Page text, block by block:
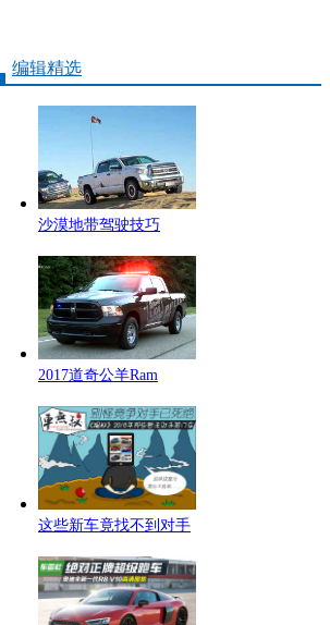
编辑精选
沙漠地带驾驶技巧
2017道奇公羊Ram
这些新车竟找不到对手